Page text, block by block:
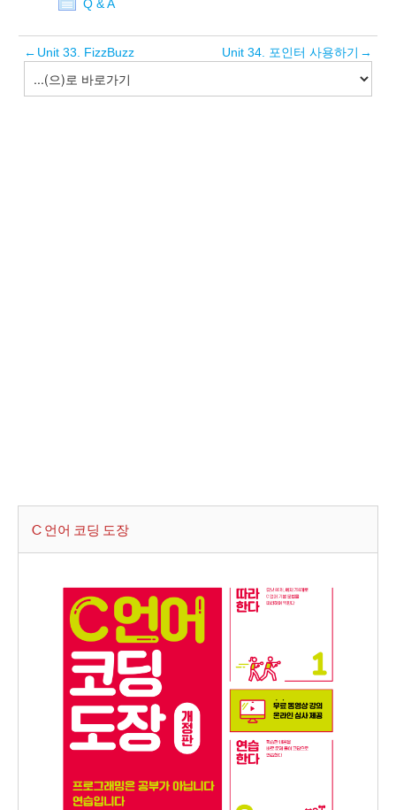
Q & A
← Unit 33. FizzBuzz Unit 34. 포인터 사용하기 →
C 언어 코딩 도장